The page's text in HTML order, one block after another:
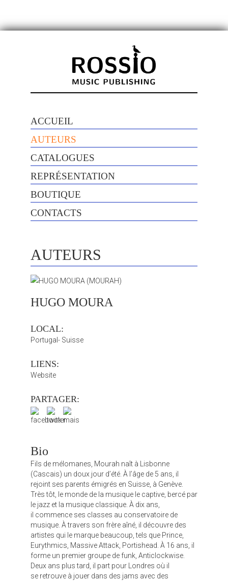
ACCUEIL
AUTEURS
CATALOGUES
REPRÉSENTATION
BOUTIQUE
CONTACTS
AUTEURS
HUGO MOURA
LOCAL:
Portugal- Suisse
LIENS:
Website
PARTAGER:
Bio
Fils de mélomanes, Mourah naît à Lisbonne
(Cascais) un doux jour d’été. À l’âge de 5 ans, il
rejoint ses parents émigrés en Suisse, à Genève.
Très tôt, le monde de la musique le captive, bercé par
le jazz et la musique classique. À dix ans,
il commence ses classes au conservatoire de
musique. À travers son frère aîné, il découvre des
artistes qui le marque beaucoup, tels que Prince,
Eurythmics, Massive Attack, Portishead. À 16 ans, il
forme un premier groupe de funk, Anticlockwise.
Deux ans plus tard, il part pour Londres où il
se retrouve à jouer dans des jams avec des